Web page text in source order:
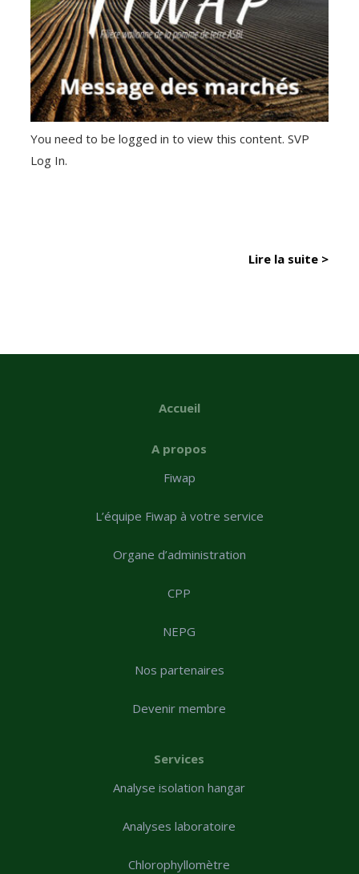
You need to be logged in to view this content. SVP
Log In.
Lire la suite >
Accueil
A propos
Fiwap
L’équipe Fiwap à votre service
Organe d’administration
CPP
NEPG
Nos partenaires
Devenir membre
Services
Analyse isolation hangar
Analyses laboratoire
Chlorophyllomètre